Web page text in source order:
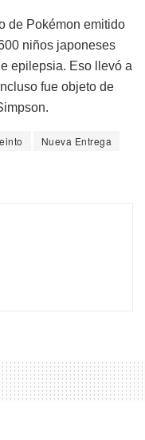
de Pokémon emitido
niños japoneses
epilepsia. Eso llevó a
fue objeto de
Nueva Entrega